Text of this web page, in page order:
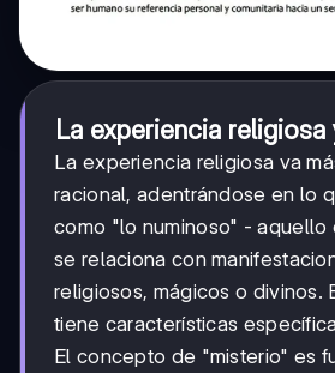
La experiencia
La experiencia religiosa va
racional, adentrándose en lo
como "lo numinoso" -
se relaciona con
religiosos, mágicos o divinos.
tiene características
El concepto de "misterio" es